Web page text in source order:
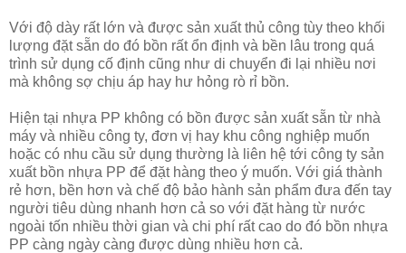
Với độ dày rất lớn và được sản xuất thủ công tùy theo khối
lượng đặt sẵn do đó bồn rất ổn định và bền lâu trong quá
trình sử dụng cố định cũng như di chuyển đi lại nhiều nơi
mà không sợ chịu áp hay hư hỏng rò rỉ bồn.
Hiện tại nhựa PP không có bồn được sản xuất sẵn từ nhà
máy và nhiều công ty, đơn vị hay khu công nghiệp muốn
hoặc có nhu cầu sử dụng thường là liên hệ tới công ty sản
xuất bồn nhựa PP để đặt hàng theo ý muốn. Với giá thành
rẻ hơn, bền hơn và chế độ bảo hành sản phẩm đưa đến tay
người tiêu dùng nhanh hơn cả so với đặt hàng từ nước
ngoài tốn nhiều thời gian và chi phí rất cao do đó bồn nhựa
PP càng ngày càng được dùng nhiều hơn cả.